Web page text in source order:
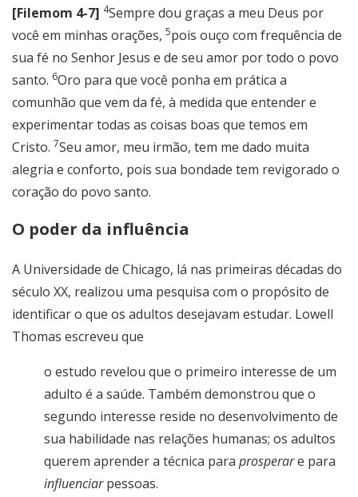
[Filemom 4-7] 4Sempre dou graças a meu Deus por
você em minhas orações, 5pois ouço com frequência de
sua fé no Senhor Jesus e de seu amor por todo o povo
santo. 6Oro para que você ponha em prática a
comunhão que vem da fé, à medida que entender e
experimentar todas as coisas boas que temos em
Cristo. 7Seu amor, meu irmão, tem me dado muita
alegria e conforto, pois sua bondade tem revigorado o
coração do povo santo.
O poder da influência
A Universidade de Chicago, lá nas primeiras décadas do
século XX, realizou uma pesquisa com o propósito de
identificar o que os adultos desejavam estudar. Lowell
Thomas escreveu que
o estudo revelou que o primeiro interesse de um
adulto é a saúde. Também demonstrou que o
segundo interesse reside no desenvolvimento de
sua habilidade nas relações humanas; os adultos
querem aprender a técnica para prosperare para
influenciarpessoas.